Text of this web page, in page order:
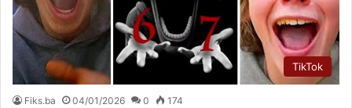
TikTok
Fiks.ba 04/01/2026 0 174